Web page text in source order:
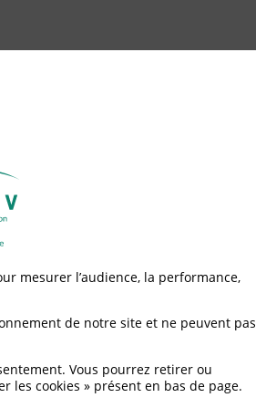
et usagers
Agir
mesurer l’audience, la performance,
de notre site et ne peuvent pas
Vous pourrez retirer ou
les cookies » présent en bas de page.